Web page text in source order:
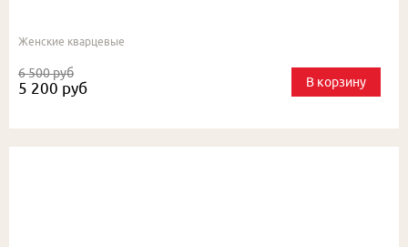
Женские кварцевые
6 500 руб
5 200 руб В корзину